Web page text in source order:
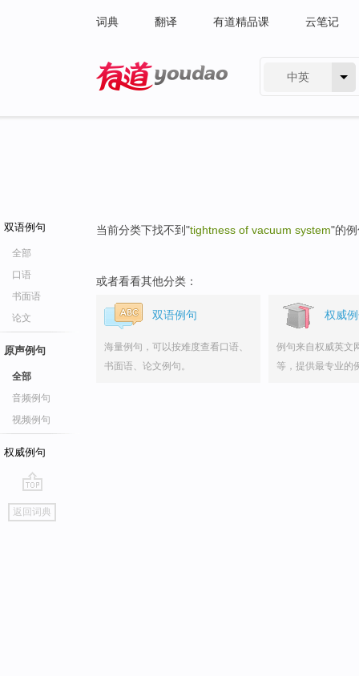
词典 翻译 有道精品课 云笔记
中英
双语例句
全部
口语
书面语
论文
原声例句
全部
音频例句
视频例句
权威例句
go
top
返回词典
当前分类下找不到"tightness of vacuum system"的
或者看看其他分类：
双语例句
海量例句，可以按难度查看口语、
书面语、论文例句。
权威
例句来自权威英文
等，提供最专业的